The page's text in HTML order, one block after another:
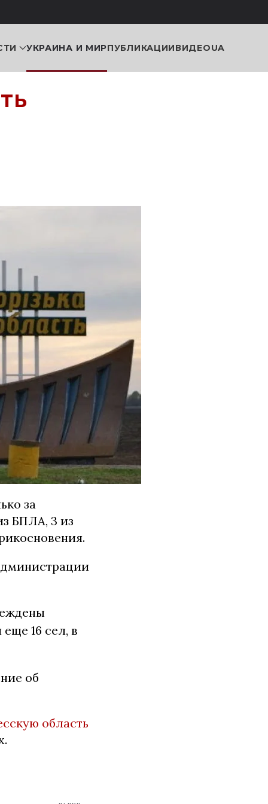
УКРАИНА И МИРПУБЛИКАЦИИВИДЕОUA
за
БПЛА, 3 из
16 сел, в
об
область